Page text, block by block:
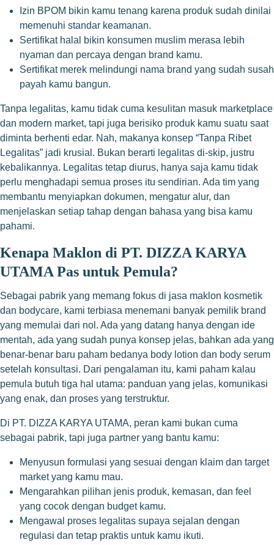
Izin BPOM bikin kamu tenang karena produk sudah dinilai
memenuhi standar keamanan.
Sertifikat halal bikin konsumen muslim merasa lebih
nyaman dan percaya dengan brand kamu.
Sertifikat merek melindungi nama brand yang sudah susah
payah kamu bangun.
Tanpa legalitas, kamu tidak cuma kesulitan masuk marketplace
dan modern market, tapi juga berisiko produk kamu suatu saat
diminta berhenti edar. Nah, makanya konsep “Tanpa Ribet
Legalitas” jadi krusial. Bukan berarti legalitas di-skip, justru
kebalikannya. Legalitas tetap diurus, hanya saja kamu tidak
perlu menghadapi semua proses itu sendirian. Ada tim yang
membantu menyiapkan dokumen, mengatur alur, dan
menjelaskan setiap tahap dengan bahasa yang bisa kamu
pahami.
Kenapa Maklon di PT. DIZZA KARYA
UTAMA Pas untuk Pemula?
Sebagai pabrik yang memang fokus di jasa maklon kosmetik
dan bodycare, kami terbiasa menemani banyak pemilik brand
yang memulai dari nol. Ada yang datang hanya dengan ide
mentah, ada yang sudah punya konsep jelas, bahkan ada yang
benar-benar baru paham bedanya body lotion dan body serum
setelah konsultasi. Dari pengalaman itu, kami paham kalau
pemula butuh tiga hal utama: panduan yang jelas, komunikasi
yang enak, dan proses yang terstruktur.
Di PT. DIZZA KARYA UTAMA, peran kami bukan cuma
sebagai pabrik, tapi juga partner yang bantu kamu:
Menyusun formulasi yang sesuai dengan klaim dan target
market yang kamu mau.
Mengarahkan pilihan jenis produk, kemasan, dan feel
yang cocok dengan budget kamu.
Mengawal proses legalitas supaya sejalan dengan
regulasi dan tetap praktis untuk kamu ikuti.